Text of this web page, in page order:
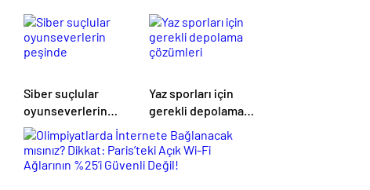
Siber suçlular
oyunseverlerin
peşinde
Yaz sporları için
gerekli depolama
çözümleri